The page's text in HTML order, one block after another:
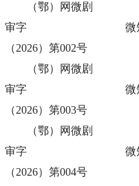
（鄂）网微剧
审字
（2026）第002号
微
（鄂）网微剧
审字
（2026）第003号
微
（鄂）网微剧
审字
（2026）第004号
微